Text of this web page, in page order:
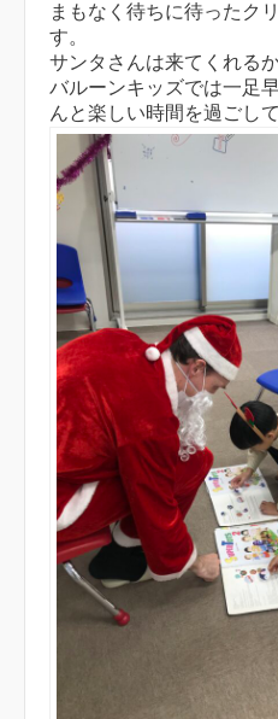
まもなく待ちに待ったク
す。
サンタさんは来てくれる
バルーンキッズでは一足
んと楽しい時間を過ごし